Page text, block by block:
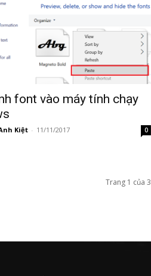
font vào máy tính chạy
Kiệt - 11/11/2017 0
Trang 1 của 3